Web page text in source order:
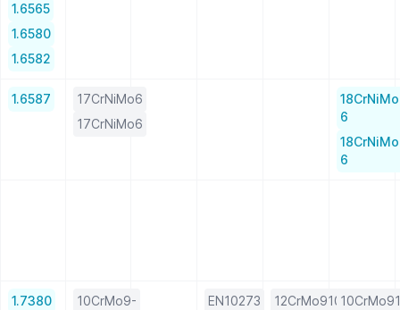
1.6565
1.6580
1.6582
1.6587
17CrNiMo6
17CrNiMo6
6
6
1.7380
10CrMo9-
EN10273
12CrMo910KW